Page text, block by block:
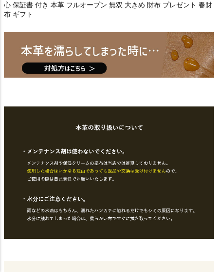
心 保証書 付き 本革 フルオープン 無双 大きめ 財布 プレゼント 春財
布 ギフト